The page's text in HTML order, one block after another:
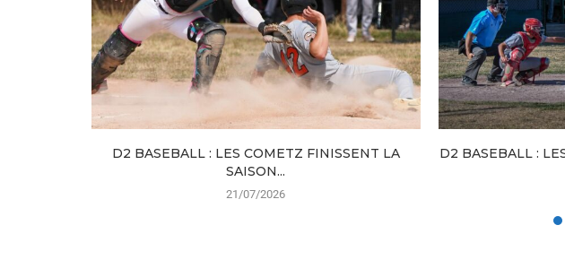
D2 BASEBALL : LES COMETZ FINISSENT LA
SAISON...
21/07/2026
D2 BASEBALL :